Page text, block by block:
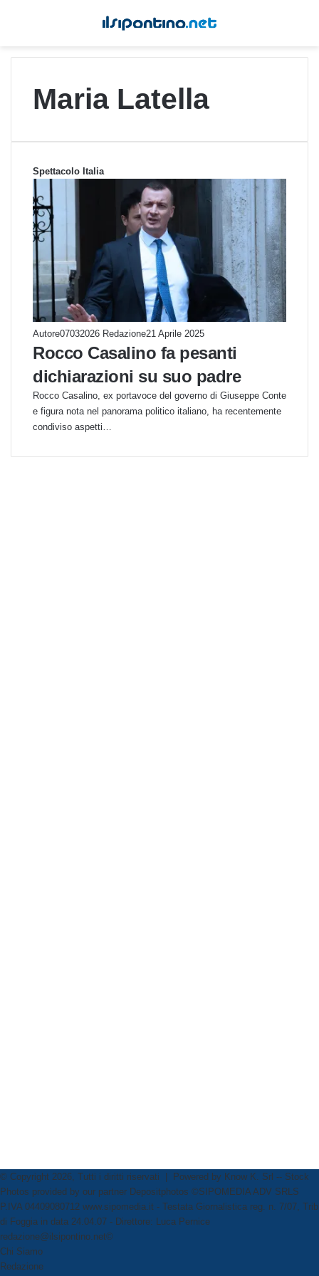
Maria Latella
Spettacolo Italia
Autore07032026 Redazione21 Aprile 2025
Rocco Casalino fa pesanti
dichiarazioni su suo padre
Rocco Casalino, ex portavoce del governo di Giuseppe Conte
e figura nota nel panorama politico italiano, ha recentemente
condiviso aspetti…
© Copyright 2026, Tutti i diritti riservati | Powered by Know K. Srl -- Stock
Photos provided by our partner Depositphotos ©SIPOMEDIA ADV SRLS
P.IVA 04409080712 www.sipomedia.it - Testata Giornalistica reg. n. 7/07, Trib
di Foggia in data 24.04.07 - Direttore: Luca Pernice
redazione@ilsipontino.net©
Chi Siamo
Redazione